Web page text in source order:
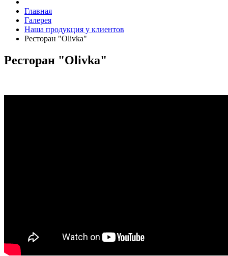
Главная
Галерея
Наша продукция у клиентов
Ресторан "Olivka"
Ресторан "Olivka"